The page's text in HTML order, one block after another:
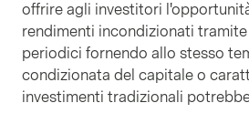
offrire agli investitori
rendimenti incondizionati
periodici fornendo allo stesso
condizionata del capitale o
investimenti tradizionali